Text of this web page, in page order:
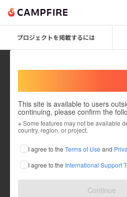
プロジェクトを掲載するには
This site is available to users
continuing, please confirm the
※ Some features may not be available
country, region, or project.
I agree to the Terms of Use and
I agree to the International Support
Continue
在住国：日本
出身国：日本
Ngựa Thái là gì? Ngựa Thái là một loại
quyết những vấn đề li もっと見る